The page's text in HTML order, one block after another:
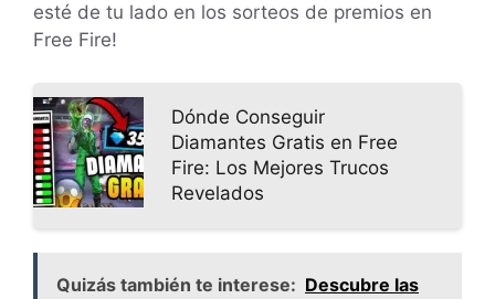
esté de tu lado en los sorteos de premios en
Free Fire!
Dónde Conseguir
Diamantes Gratis en Free
Fire: Los Mejores Trucos
Revelados
Quizás también te interese: Descubre las